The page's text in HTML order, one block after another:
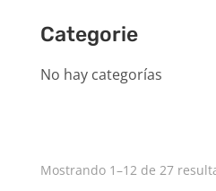
Categorie
No hay categorías
Mostrando 1–12 de 27